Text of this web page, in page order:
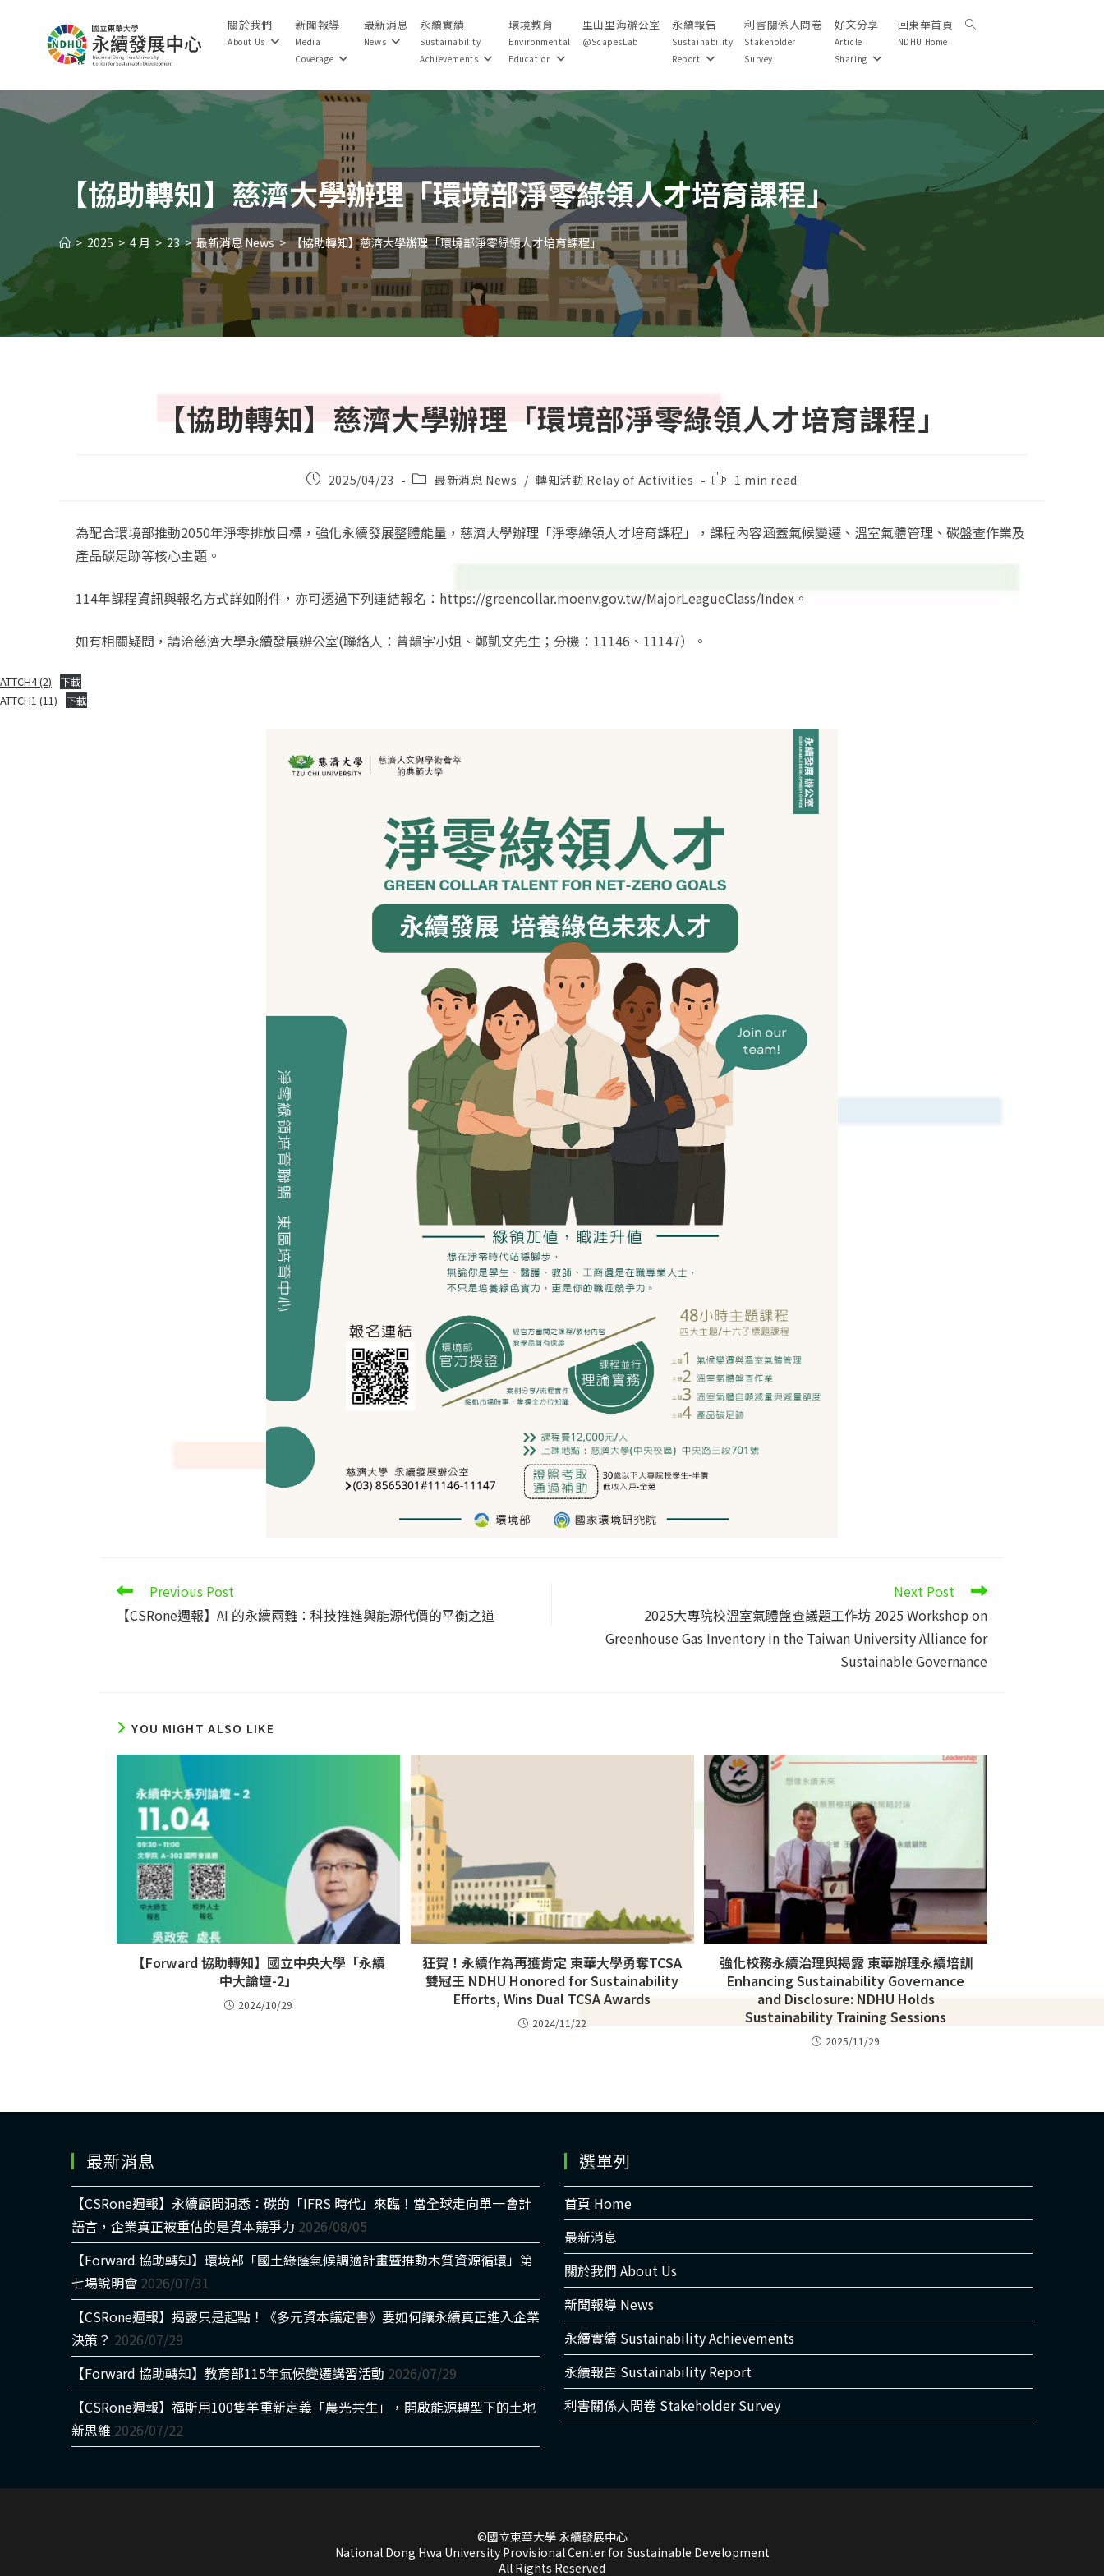
關於我們
About Us
新聞報導
Media
Coverage
最新消息
News
永續實績
Sustainability
Achievements
環境教育
Environmental
Education
里山里海辦公室
@ScapesLab
永續報告
Sustainability
Report
利害關係人問卷
Stakeholder
Survey
好文分享
Article
Sharing
回東華首頁
NDHU Home
Toggle
【協助轉知】慈濟大學辦理「環境部淨零綠領人才培育課程」
> 2025 > 4 月 > 23 > 最新消息 News > 【協助轉知】慈濟大學辦理「環境部淨零綠領人才培育課程」
【協助轉知】慈濟大學辦理「環境部淨零綠領人才培育課程」
Post2025/04/23
Post最新消息 News / 轉知活動 Relay of Activities
Reading1 min read
為配合環境部推動2050年淨零排放目標，強化永續發展整體能量，慈濟大學辦理「淨零綠領人才培育課程」，課程內容涵蓋氣候變遷、溫室氣體管理、碳盤查作業及
產品碳足跡等核心主題。
114年課程資訊與報名方式詳如附件，亦可透過下列連結報名：https://greencollar.moenv.gov.tw/MajorLeagueClass/Index。
如有相關疑問，請洽慈濟大學永續發展辦公室(聯絡人：曾韻宇小姐、鄭凱文先生；分機：11146、11147）。
ATTCH4 (2)
下載
ATTCH1 (11)
下載
Read
more
articles
Previous Post
【CSRone週報】AI 的永續兩難：科技推進與能源代價的平衡之道
Next Post
2025大專院校溫室氣體盤查議題工作坊 2025 Workshop on
Greenhouse Gas Inventory in the Taiwan University Alliance for
Sustainable Governance
YOU MIGHT ALSO LIKE
【Forward 協助轉知】國立中央大學「永續
中大論壇-2」
2024/10/29
狂賀！永續作為再獲肯定 東華大學勇奪TCSA
雙冠王 NDHU Honored for Sustainability
Efforts, Wins Dual TCSA Awards
2024/11/22
強化校務永續治理與揭露 東華辦理永續培訓
Enhancing Sustainability Governance
and Disclosure: NDHU Holds
Sustainability Training Sessions
2025/11/29
最新消息
【CSRone週報】永續顧問洞悉：碳的「IFRS 時代」來臨！當全球走向單一會計
語言，企業真正被重估的是資本競爭力 2026/08/05
【Forward 協助轉知】環境部「國土綠蔭氣候調適計畫暨推動木質資源循環」第
七場說明會 2026/07/31
【CSRone週報】揭露只是起點！《多元資本議定書》要如何讓永續真正進入企業
決策？ 2026/07/29
【Forward 協助轉知】教育部115年氣候變遷講習活動 2026/07/29
【CSRone週報】福斯用100隻羊重新定義「農光共生」，開啟能源轉型下的土地
新思維 2026/07/22
選單列
首頁 Home
最新消息
關於我們 About Us
新聞報導 News
永續實績 Sustainability Achievements
永續報告 Sustainability Report
利害關係人問卷 Stakeholder Survey
©國立東華大學 永續發展中心
National Dong Hwa University Provisional Center for Sustainable Development
All Rights Reserved